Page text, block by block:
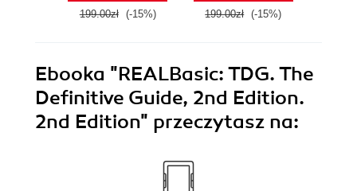
199.00zł (-15%) 199.00zł (-15%)
Ebooka "REALBasic: TDG. The
Definitive Guide, 2nd Edition.
2nd Edition" przeczytasz na: